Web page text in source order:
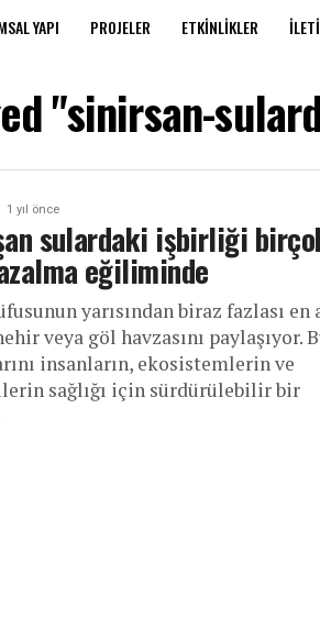
YAPI PROJELER ETKINLIKLER
"sinirsan-
1 yıl önce
sulardaki işbirliği
eğiliminde
yarısından biraz fazlası en
veya göl havzasını paylaşıyor.
insanların, ekosistemlerin ve
sağlığı için sürdürülebilir bir